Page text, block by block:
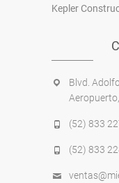
Kepler
Blvd.
(52) 833
(52) 833